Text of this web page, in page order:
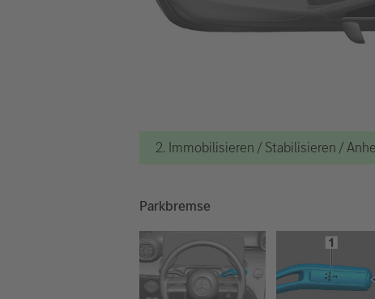
2. Immobilisieren / Stabilisieren /
Parkbremse